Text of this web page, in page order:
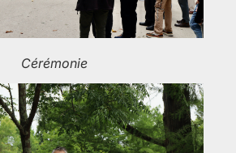
Cérémonie